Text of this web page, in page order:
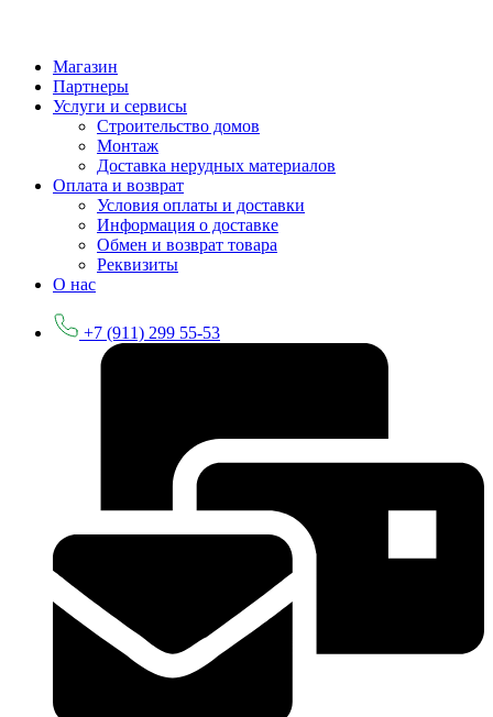
Магазин
Партнеры
Услуги и сервисы
Строительство домов
Монтаж
Доставка нерудных материалов
Оплата и возврат
Условия оплаты и доставки
Информация о доставке
Обмен и возврат товара
Реквизиты
О нас
+7 (911) 299 55-53